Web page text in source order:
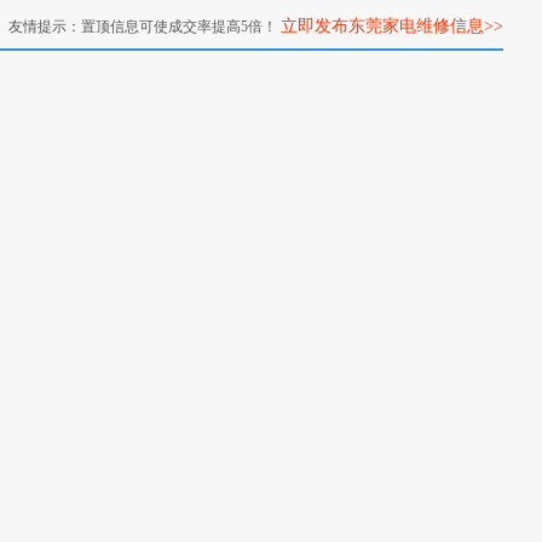
友情提示：置顶信息可使成交率提高5倍！ 立即发布东莞家电维修信息>>